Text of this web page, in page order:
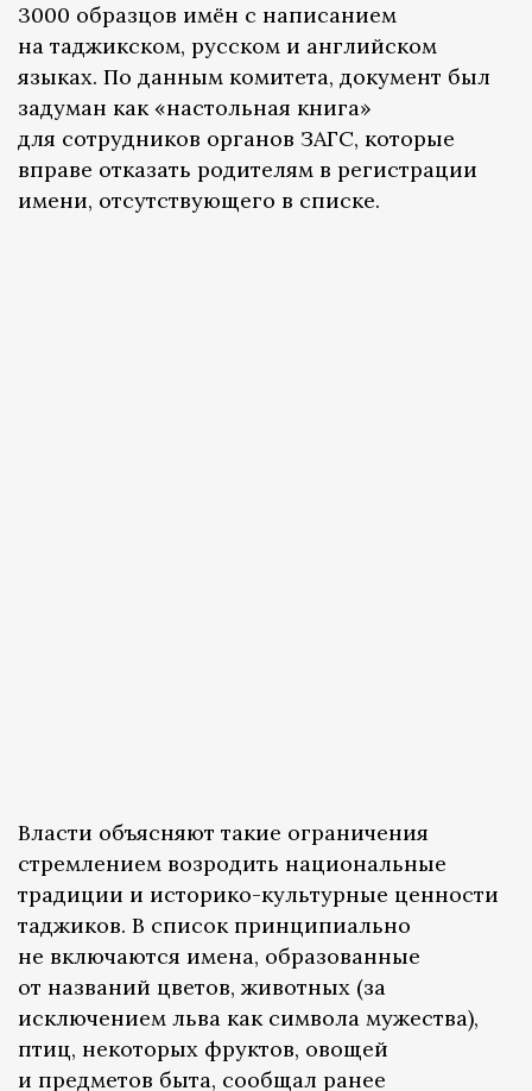
3000 образцов имён с написанием
на таджикском, русском и английском
языках. По данным комитета, документ был
задуман как «настольная книга»
для сотрудников органов ЗАГС, которые
вправе отказать родителям в регистрации
имени, отсутствующего в списке.
Власти объясняют такие ограничения
стремлением возродить национальные
традиции и историко-культурные ценности
таджиков. В список принципиально
не включаются имена, образованные
от названий цветов, животных (за
исключением льва как символа мужества),
птиц, некоторых фруктов, овощей
и предметов быта, сообщал ранее